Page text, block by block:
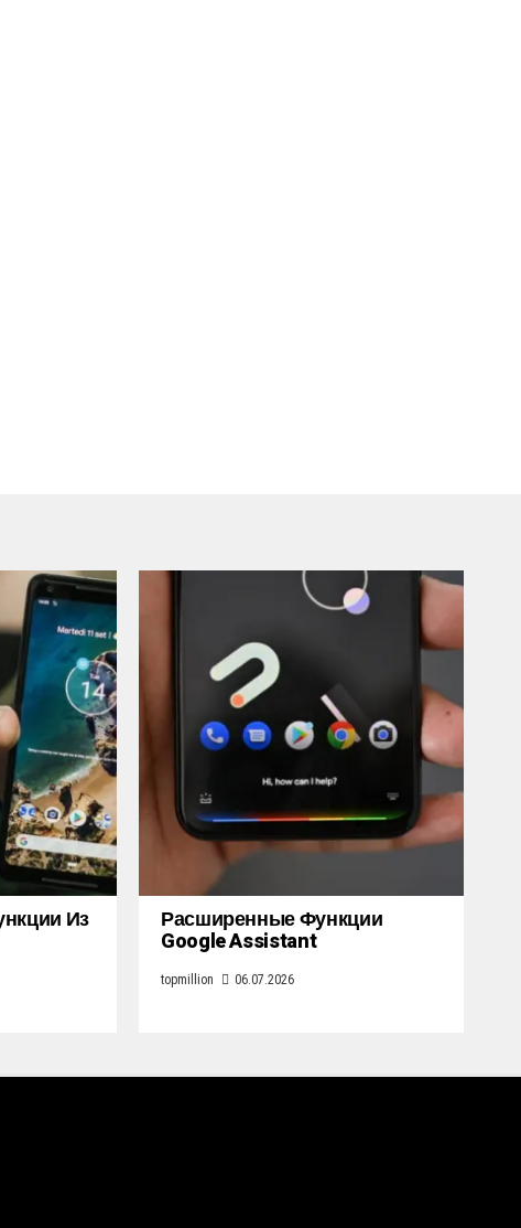
Из Расширенные Функции
Google Assistant
topmillion 06.07.2026